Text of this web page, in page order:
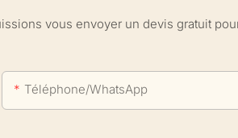
vous envoyer un devis gratuit
Téléphone/WhatsApp